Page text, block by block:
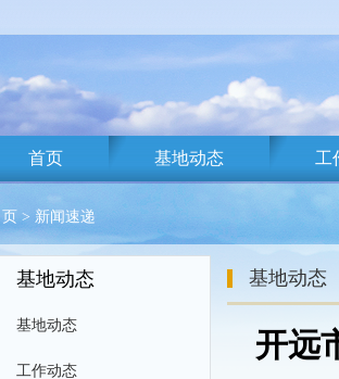
首页 基地动态 工
> 新闻速递
基地动态
基地动态
工作动态
基地动态
开远